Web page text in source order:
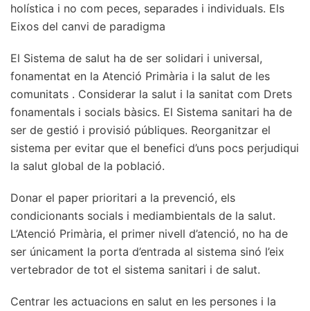
holística i no com peces, separades i individuals. Els
Eixos del canvi de paradigma
El Sistema de salut ha de ser solidari i universal,
fonamentat en la Atenció Primària i la salut de les
comunitats . Considerar la salut i la sanitat com Drets
fonamentals i socials bàsics. El Sistema sanitari ha de
ser de gestió i provisió públiques. Reorganitzar el
sistema per evitar que el benefici d’uns pocs perjudiqui
la salut global de la població.
Donar el paper prioritari a la prevenció, els
condicionants socials i mediambientals de la salut.
L’Atenció Primària, el primer nivell d’atenció, no ha de
ser únicament la porta d’entrada al sistema sinó l’eix
vertebrador de tot el sistema sanitari i de salut.
Centrar les actuacions en salut en les persones i la